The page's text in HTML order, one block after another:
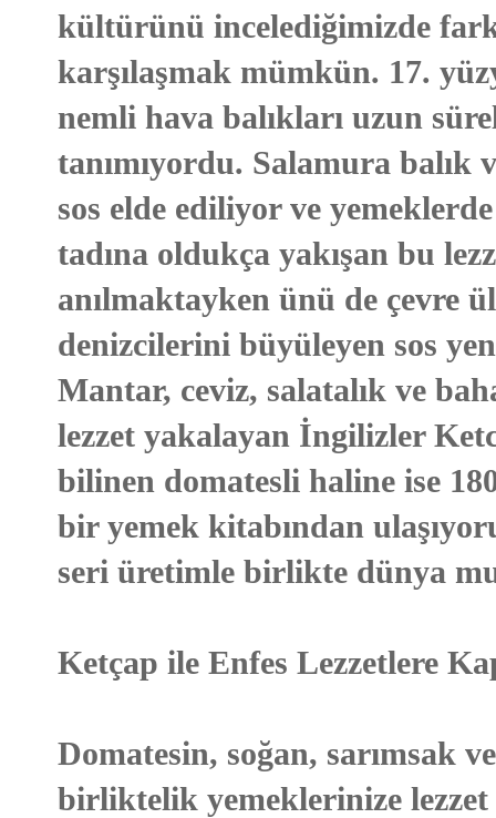
kültürünü incelediğimizde
karşılaşmak mümkün. 17.
nemli hava balıkları uzun
tanımıyordu. Salamura balık
sos elde ediliyor ve
tadına oldukça yakışan bu
anılmaktayken ünü de çevre
denizcilerini büyüleyen sos
Mantar, ceviz, salatalık ve
lezzet yakalayan İngilizler
bilinen domatesli haline ise
bir yemek kitabından
seri üretimle birlikte dünya
Ketçap ile Enfes Lezzetlere
Domatesin, soğan, sarımsak
birliktelik yemeklerinize